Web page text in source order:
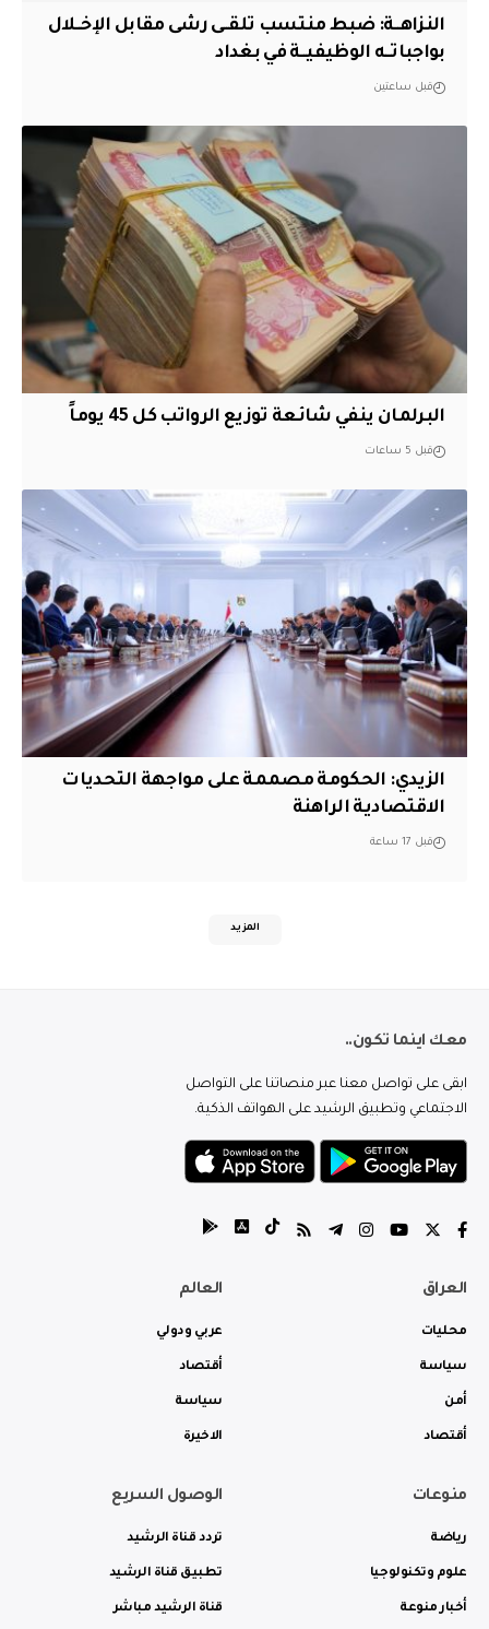
النزاهــة: ضبط منتسب تلقــى رشى مقابل الإخــلال
بواجباتــه الوظيفيــة في بغداد
قبل ساعتين
البرلمان ينفي شائعة توزيع الرواتب كل 45 يوماً
قبل 5 ساعات
الزيدي: الحكومة مصممة على مواجهة التحديات
الاقتصادية الراهنة
قبل 17 ساعة
المزيد
معك اينما تكون..
ابقى على تواصل معنا عبر منصاتنا على التواصل
الاجتماعي وتطبيق الرشيد على الهواتف الذكية.
العراق
محليات
سياسة
أمن
أقتصاد
العالم
عربي ودولي
أقتصاد
سياسة
الاخيرة
منوعات
رياضة
علوم وتكنولوجيا
أخبار منوعة
الوصول السريع
تردد قناة الرشيد
تطبيق قناة الرشيد
قناة الرشيد مباشر